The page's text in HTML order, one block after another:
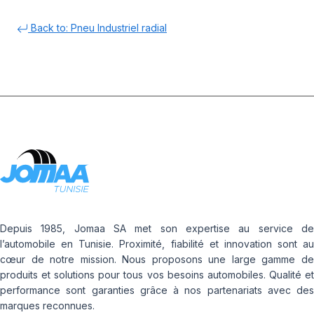
Back to: Pneu Industriel radial
Depuis 1985, Jomaa SA met son expertise au service de
l’automobile en Tunisie. Proximité, fiabilité et innovation sont au
cœur de notre mission. Nous proposons une large gamme de
produits et solutions pour tous vos besoins automobiles. Qualité et
performance sont garanties grâce à nos partenariats avec des
marques reconnues.